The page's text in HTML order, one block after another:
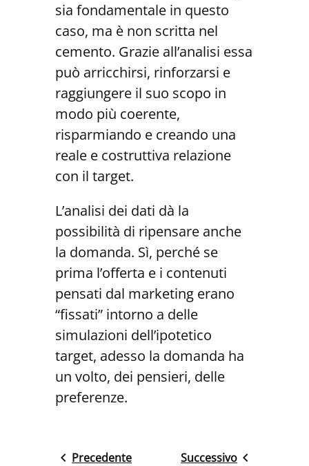
sia fondamentale in questo
caso, ma è non scritta nel
cemento. Grazie all’analisi essa
può arricchirsi, rinforzarsi e
raggiungere il suo scopo in
modo più coerente,
risparmiando e creando una
reale e costruttiva relazione
con il target.
L’analisi dei dati dà la
possibilità di ripensare anche
la domanda. Sì, perché se
prima l’offerta e i contenuti
pensati dal marketing erano
“fissati” intorno a delle
simulazioni dell’ipotetico
target, adesso la domanda ha
un volto, dei pensieri, delle
preferenze.
Precedente Successivo